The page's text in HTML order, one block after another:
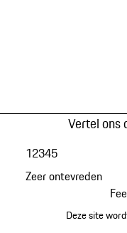
Vertel ons
Zeer ontevreden
12345
Deze site